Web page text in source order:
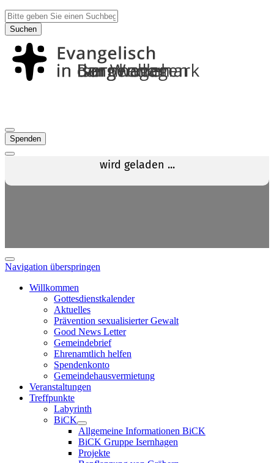
Suchen
Spenden
Navigation überspringen
Willkommen
Gottesdienstkalender
Aktuelles
Prävention sexualisierter Gewalt
Good News Letter
Gemeindebrief
Ehrenamtlich helfen
Spendenkonto
Gemeindehausvermietung
Veranstaltungen
Treffpunkte
Labyrinth
BiCK
Allgemeine Informationen BiCK
BiCK Gruppe Isernhagen
Projekte